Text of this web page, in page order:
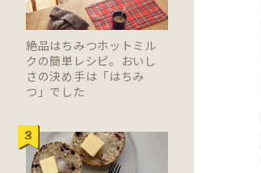
絶品はちみつホットミル
クの簡単レシピ。おいし
さの決め手は「はちみ
つ」でした